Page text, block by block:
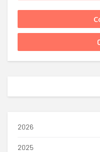
2026
2025